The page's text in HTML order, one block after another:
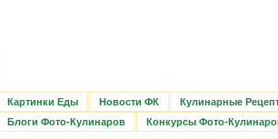
Картинки Еды Новости ФК
Кулинарные
Блоги Фото-Кулинаров
Конкурсы Фото-